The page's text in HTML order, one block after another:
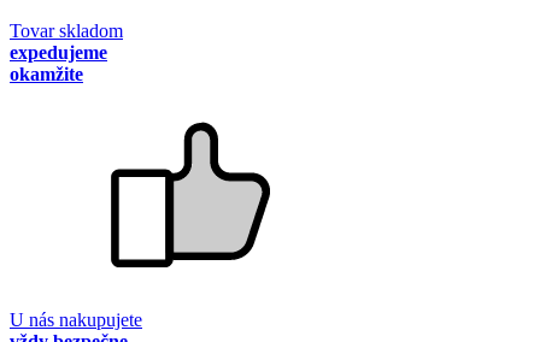
Tovar skladom
expedujeme
okamžite
U nás nakupujete